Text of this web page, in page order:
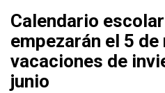
Calendario
empezarán el 5 de
vacaciones de
junio